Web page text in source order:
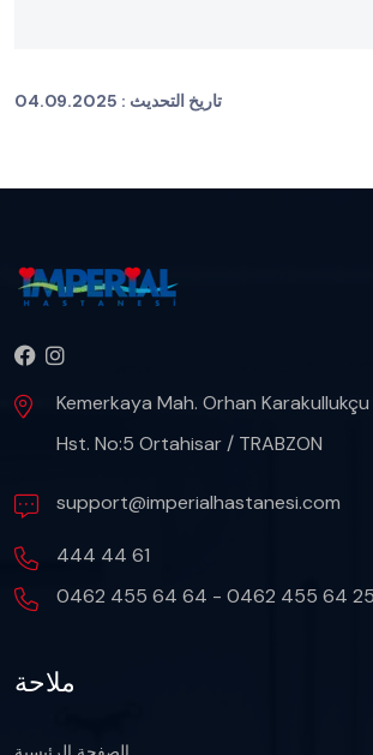
تاريخ التحديث : 04.09.2025
Kemerkaya Mah. Orhan Karakullukçu
Hst. No:5 Ortahisar / TRABZON
support@imperialhastanesi.com
444 44 61
0462 455 64 64 - 0462 455 64 25
ملاحة